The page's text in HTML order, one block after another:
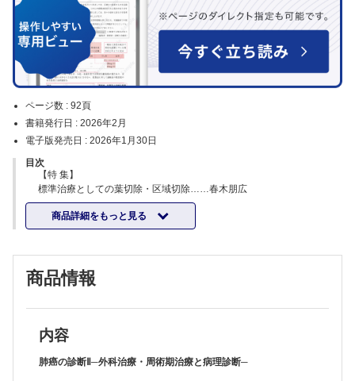
ページ数 : 92頁
書籍発行日 : 2026年2月
電子版発売日 : 2026年1月30日
目次
【特 集】
標準治療としての葉切除・区域切除……春木朋広
縮小術における病理標本の取り扱い……南 優子
非小細胞肺癌の術前治療……津谷康大
術前治療後の病理学的効果判定……櫛谷 桂 他
TNM・肺癌取扱い規約第9版の変更点……鈴木理樹
肺癌取扱い規約第9版に基づく病理診断報告書の読み解き方─手術標本
肺腺癌の“浸潤”いまだ落ち着かず？……吉澤明彦
【速報解説！ここが変わった】
「原発性肝癌取扱い規約第7版」改訂ポイント……坂元亨宇
商品詳細をもっと見る
商品情報
内容
肺癌の診断Ⅱ─外科治療・周術期治療と病理診断─